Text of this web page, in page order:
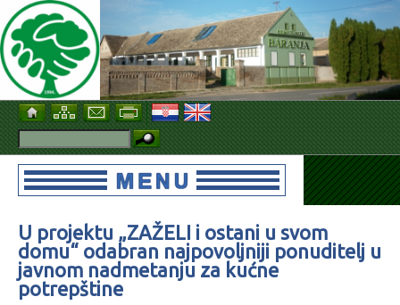
U projektu „ZAŽELI i ostani u svom
domu“ odabran najpovoljniji ponuditelj u
javnom nadmetanju za kućne
potrepštine